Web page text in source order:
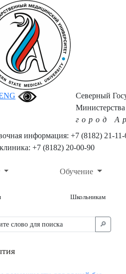
Северный
город
информация: +7 (8182) 21-11-
+7 (8182) 20-00-90
Обучение
Школьникам
🔎︎